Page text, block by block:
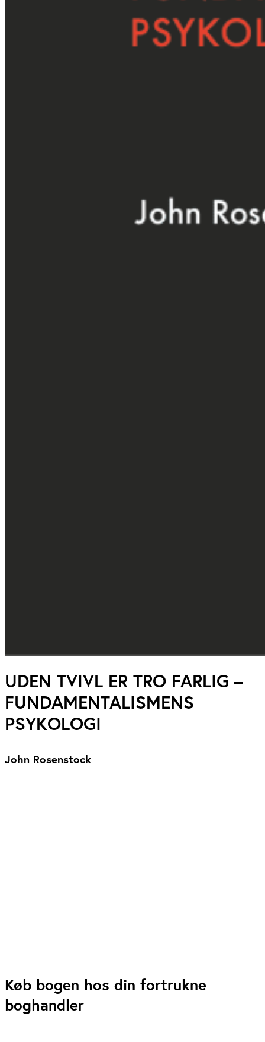
UDEN TVIVL ER TRO FARLIG –
FUNDAMENTALISMENS
PSYKOLOGI
John Rosenstock
Køb bogen hos din fortrukne
boghandler